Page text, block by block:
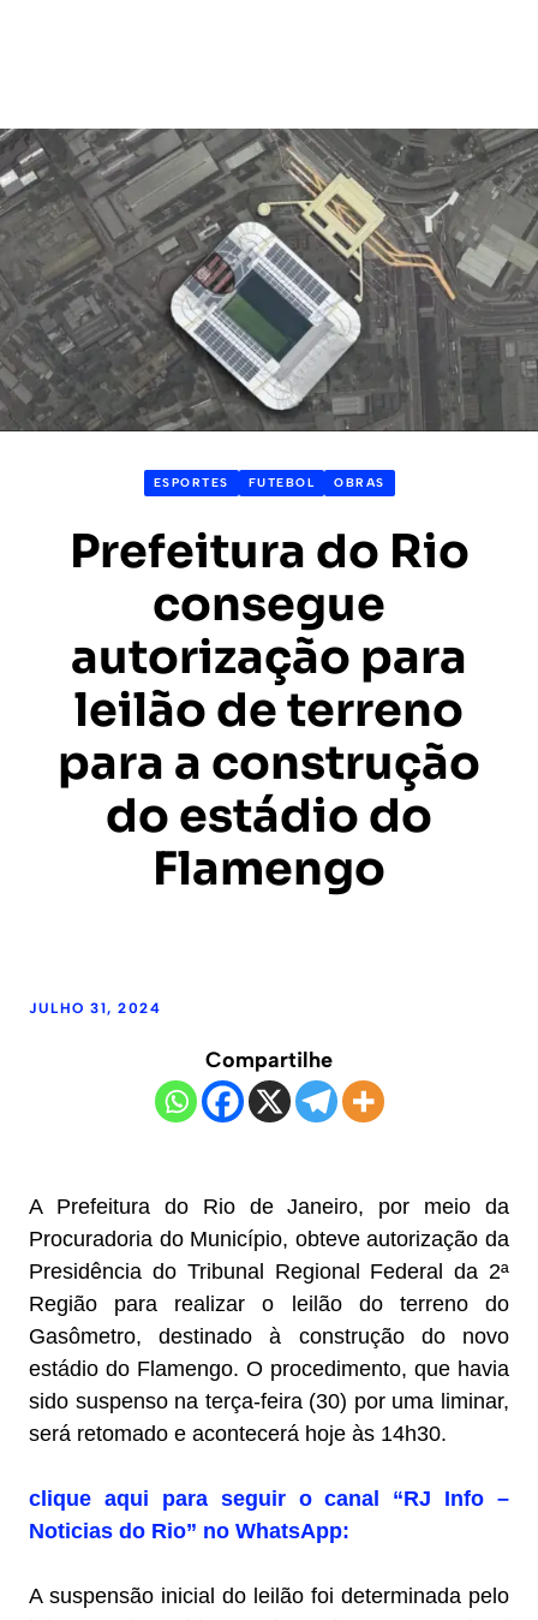
ESPORTES FUTEBOL OBRAS
Prefeitura do Rio
consegue
autorização para
leilão de terreno
para a construção
do estádio do
Flamengo
JULHO 31, 2024
Compartilhe
A Prefeitura do Rio de Janeiro, por meio da
Procuradoria do Município, obteve autorização da
Presidência do Tribunal Regional Federal da 2ª
Região para realizar o leilão do terreno do
Gasômetro, destinado à construção do novo
estádio do Flamengo. O procedimento, que havia
sido suspenso na terça-feira (30) por uma liminar,
será retomado e acontecerá hoje às 14h30.
clique aqui para seguir o canal “RJ Info –
Noticias do Rio” no WhatsApp:
A suspensão inicial do leilão foi determinada pelo